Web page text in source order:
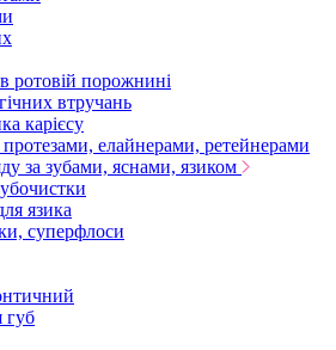
в ротовій порожнині
втручань
карієсу
елайнерами, ретейнерами
за зубами, яснами, язиком
язика
суперфлоси
губ